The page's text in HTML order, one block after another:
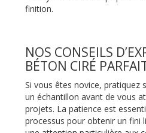
finition.
NOS CONSEILS
BÉTON CIRÉ
Si vous êtes novice, pratiquez
un échantillon avant de vous
projets. La patience est
processus pour obtenir un fini